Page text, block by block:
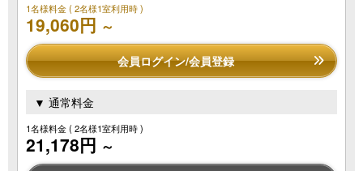
1名様料金( 2名様1室利用時 )
19,060円 ～
会員ログイン/会員登録
▼ 通常料金
1名様料金( 2名様1室利用時 )
21,178円 ～